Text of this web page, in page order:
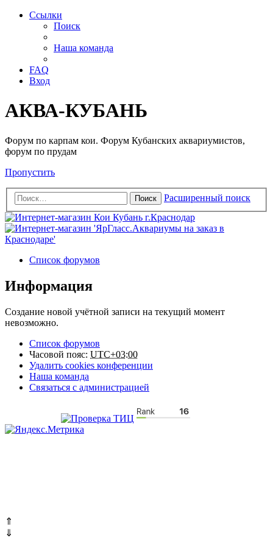
Ссылки
Поиск
Наша команда
FAQ
Вход
АКВА-КУБАНЬ
Форум по карпам кои. Форум Кубанских аквариумистов,
форум по прудам
Пропустить
Поиск Расширенный поиск
Список форумов
Информация
Создание новой учётной записи на текущий момент
невозможно.
Список форумов
Часовой пояс: UTC+03:00
Удалить cookies конференции
Наша команда
Связаться с администрацией
⇑
⇓